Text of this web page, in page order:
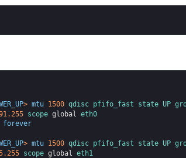
> mtu 1500 qdisc pfifo_fast state UP
scope global
eth0
forever
> mtu 1500 qdisc pfifo_fast state UP
scope global eth1